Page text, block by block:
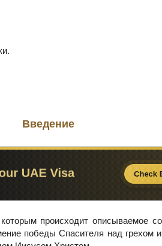
Введение
происходит описываемое
победы Спасителя над грехом